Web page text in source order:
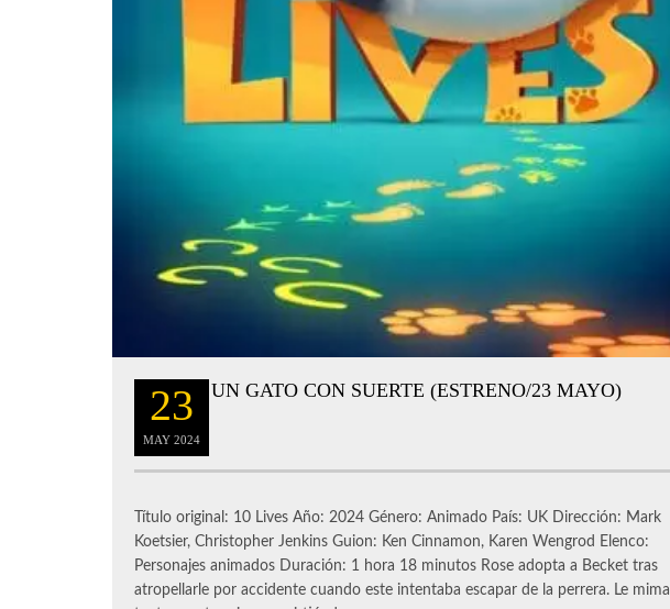
23
MAY 2024
UN GATO CON SUERTE (ESTRENO/23 MAYO)
Título original: 10 Lives Año: 2024 Género: Animado País: UK Dirección: Mark
Koetsier, Christopher Jenkins Guion: Ken Cinnamon, Karen Wengrod Elenco:
Personajes animados Duración: 1 hora 18 minutos Rose adopta a Becket tras
atropellarle por accidente cuando este intentaba escapar de la perrera. Le mima